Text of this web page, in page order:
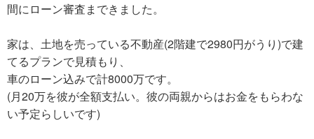
間にローン審査まできました。
家は、土地を売っている不動産(2階建で2980円がうり)で建
てるプランで見積もり、
車のローン込みで計8000万です。
(月20万を彼が全額支払い。彼の両親からはお金をもらわな
い予定らしいです)